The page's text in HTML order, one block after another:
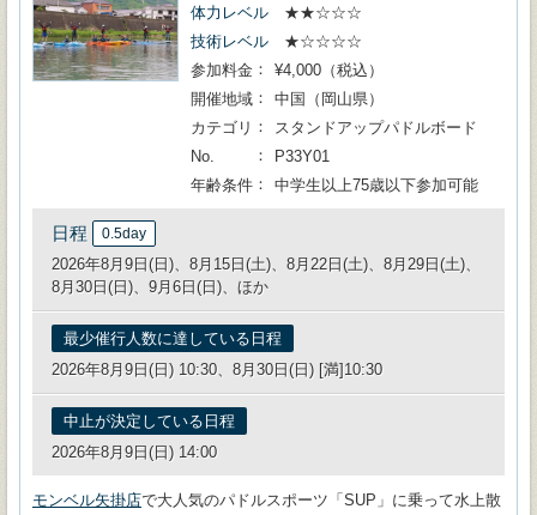
体力レベル
★★☆☆☆
技術レベル
★☆☆☆☆
参加料金
¥4,000（税込）
開催地域
中国（岡山県）
カテゴリ
スタンドアップパドルボード
No.
P33Y01
年齢条件
中学生以上75歳以下参加可能
日程 0.5day
2026年8月9日(日)、8月15日(土)、8月22日(土)、8月29日(土)、
8月30日(日)、9月6日(日)、ほか
最少催行人数に達している日程
2026年8月9日(日) 10:30、8月30日(日) [満]10:30
中止が決定している日程
2026年8月9日(日) 14:00
モンベル矢掛店で大人気のパドルスポーツ「SUP」に乗って水上散